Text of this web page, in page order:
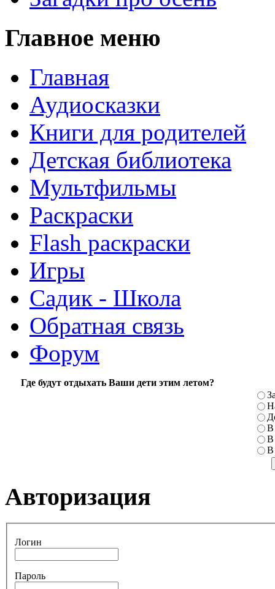
Главное меню
Главная
Аудиосказки
Книги для родителей
Детская библиотека
Мультфильмы
Раскраски
Flash раскраски
Игры
Садик - Школа
Обратная связь
Форум
Где будут отдыхать Ваши дети этим летом?
В
В
В
Авторизация
Логин
Пароль